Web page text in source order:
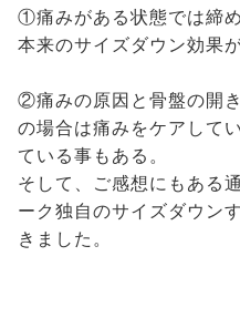
①痛みがある状態では締
本来のサイズダウン効果
②痛みの原因と骨盤の開
の場合は痛みをケアして
ている事もある。
そして、ご感想にもある
ーク独自のサイズダウン
きました。